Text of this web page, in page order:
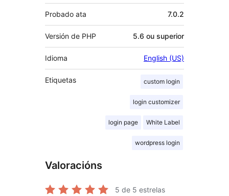
Probado ata 7.0.2
Versión de PHP 5.6 ou superior
Idioma English (US)
Etiquetas custom login
login customizer
login page White Label
wordpress login
Valoracións
5 de 5 estrelas